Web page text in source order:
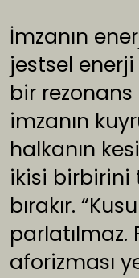
İmzanın
jestsel
bir rezonans
imzanın
halkanın
ikisi birbirini
bırakır.
parlatılmaz.
aforizması